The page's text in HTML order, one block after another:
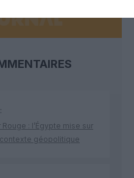
: l’Égypte mise sur
géopolitique